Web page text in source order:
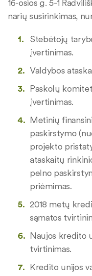
16-osios g. 5-1
narių susirinkimas,
Stebėtojų
įvertinimas.
Valdybos
Paskolų
įvertinimas.
Metinių
paskirstymo
projekto
ataskaitų
pelno
priėmimas.
2018 metų
sąmatos
Naujos kredito
tvirtinimas.
Kredito unijos